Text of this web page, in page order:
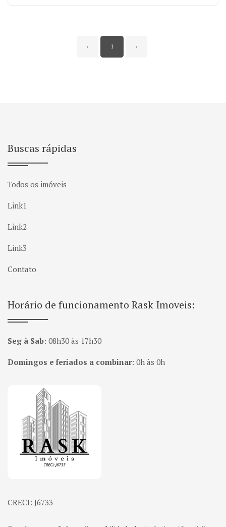
‹ 1 ›
Buscas rápidas
Todos os imóveis
Link1
Link2
Link3
Contato
Horário de funcionamento Rask Imoveis:
Seg à Sab: 08h30 às 17h30
Domingos e feriados a combinar: 0h às 0h
Página inicial
CRECI: J6733